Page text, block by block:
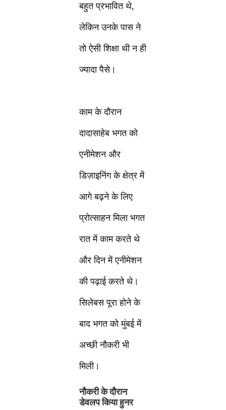
बहुत प्रभावित थे,
लेकिन उनके पास ने
तो ऐसी शिक्षा थी न ही
ज्यादा पैसे।
काम के दौरान
दादासाहेब भगत को
एनीमेशन और
डिज़ाइनिंग के क्षेत्र में
आगे बढ़ने के लिए
प्रोत्साहन मिला भगत
रात में काम करते थे
और दिन में एनीमेशन
की पढ़ाई करते थे।
सिलेबस पूरा होने के
बाद भगत को मुंबई में
अच्छी नौकरी भी
मिली।
नौकरी के दौरान
डेवलप किया हुनर